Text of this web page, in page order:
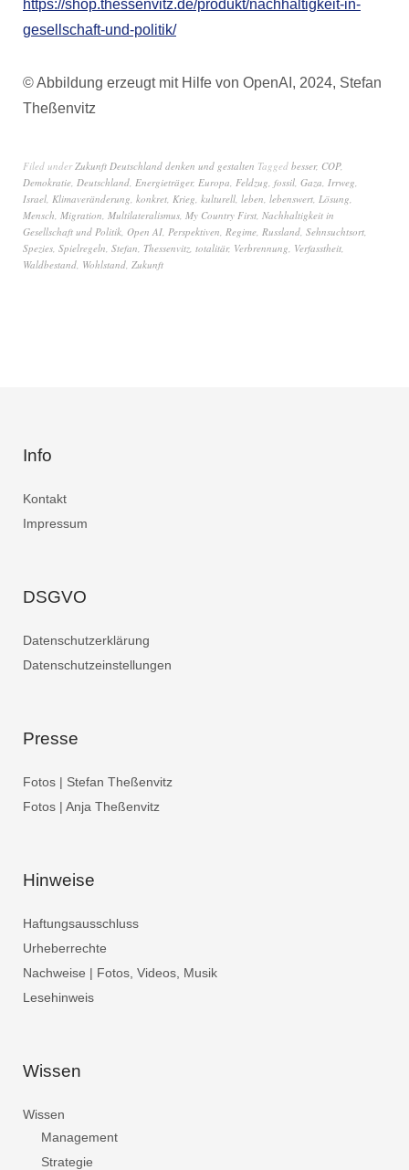
https://shop.thessenvitz.de/produkt/nachhaltigkeit-in-
gesellschaft-und-politik/
© Abbildung erzeugt mit Hilfe von OpenAI, 2024, Stefan
Theßenvitz
Filed underZukunft Deutschland denken und gestalten Tagged besser, COP,
Demokratie, Deutschland, Energieträger, Europa, Feldzug, fossil, Gaza, Irrweg,
Israel, Klimaveränderung, konkret, Krieg, kulturell, leben, lebenswert, Lösung,
Mensch, Migration, Multilateralismus, My Country First, Nachhaltigkeit in
Gesellschaft und Politik, Open AI, Perspektiven, Regime, Russland, Sehnsuchtsort,
Spezies, Spielregeln, Stefan, Thessenvitz, totalitär, Verbrennung, Verfasstheit,
Waldbestand, Wohlstand, Zukunft
Info
Kontakt
Impressum
DSGVO
Datenschutzerklärung
Datenschutzeinstellungen
Presse
Fotos | Stefan Theßenvitz
Fotos | Anja Theßenvitz
Hinweise
Haftungsausschluss
Urheberrechte
Nachweise | Fotos, Videos, Musik
Lesehinweis
Wissen
Wissen
Management
Strategie